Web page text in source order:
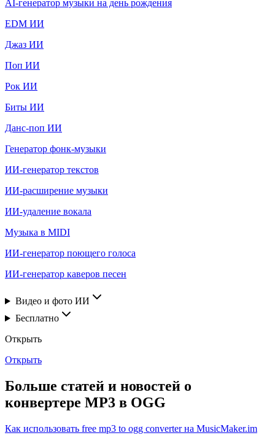
AI-генератор музыки на день рождения
EDM ИИ
Джаз ИИ
Поп ИИ
Рок ИИ
Биты ИИ
Данс-поп ИИ
Генератор фонк-музыки
ИИ-генератор текстов
ИИ-расширение музыки
ИИ-удаление вокала
Музыка в MIDI
ИИ-генератор поющего голоса
ИИ-генератор каверов песен
Видео и фото ИИ
Бесплатно
Открыть
Открыть
Больше статей и новостей о
конвертере MP3 в OGG
Как использовать free mp3 to ogg converter на MusicMaker.im